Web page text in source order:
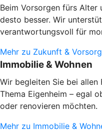
Beim Vorsorgen fürs
desto besser. Wir
verantwortungsvoll für
Mehr zu Zukunft &
Immobilie & Wohnen
Wir begleiten Sie bei allen
Thema Eigenheim – egal
oder renovieren möchten.
Mehr zu Immobilie &